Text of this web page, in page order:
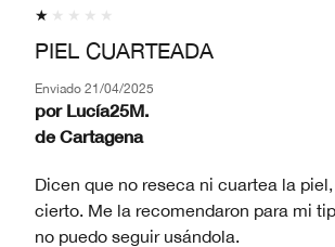
PIEL CUARTEADA
Enviado 21/04/2025
por Lucía25M.
de Cartagena
Dicen que no reseca ni cuartea la
cierto. Me la recomendaron para mi
no puedo seguir usándola.